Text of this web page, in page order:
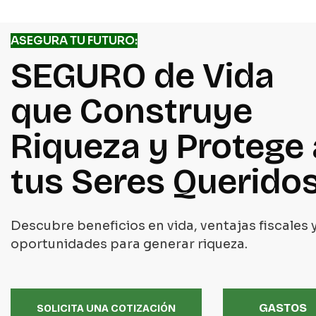
ASEGURA TU FUTURO:
SEGURO de Vida
que Construye
Riqueza y Protege
tus Seres
Descubre beneficios en vida, ventajas fiscales
oportunidades para generar riqueza.
SOLICITA UNA COTIZACIÓN
GASTOS